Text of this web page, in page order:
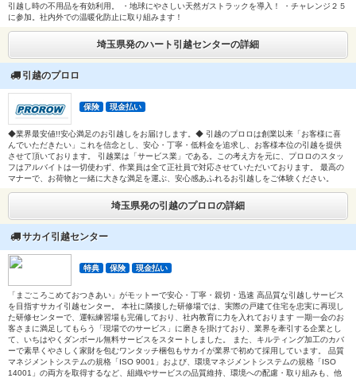
引越し時の不用品を有効利用。 ・地球にやさしい天然ガストラックを導入！ ・チャレンジ２５
に参加。社内外での温暖化防止に取り組みます！
埼玉県発のハート引越センターの詳細
引越のプロロ
保険 現金払い
◆業界最安値!!安心満足のお引越しをお届けします。◆ 引越のプロロは創業以来「お客様に喜
んでいただきたい」これを信念とし、安心・丁寧・低料金を追求し、お客様本位の引越を提供
させて頂いております。 引越業は「サービス業」である。この考え方を元に、プロロのスタッ
フはアルバイトは一切使わず、作業員は全て正社員で対応させていただいております。 最高の
マナーで、お荷物と一緒に大きな満足を運ぶ、安心感あふれるお引越しをご体験ください。
埼玉県発の引越のプロロの詳細
サカイ引越センター
特典 保険 現金払い
「まごころこめておつきあい」がモットーで安心・丁寧・親切・迅速 高品質な引越しサービス
を目指すサカイ引越センター。 本社に隣接した研修場では、実際の戸建て住宅を忠実に再現し
た研修センターで、運転練習場も完備しており、社内教育に力を入れております 一期一会のお
客さまに満足してもらう「現場でのサービス」に磨きを掛けており、業界を牽引する企業とし
て、いちはやくダンボール無料サービスをスタートしました。 また、キルティング加工のカバ
ーで素早くやさしく家財を包むワンタッチ梱包もサカイが業界で初めて採用しています。 品質
マネジメントシステムの規格「ISO 9001」および、環境マネジメントシステムの規格「ISO
14001」の両方を取得するなど、組織やサービスの品質維持、環境への配慮・取り組みも、他